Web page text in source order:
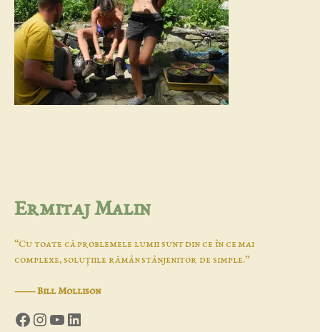
Ermitaj Malin
“Cu toate că problemele lumii sunt din ce în ce mai
complexe, soluţiile rămân stânjenitor de simple.”
―Bill Mollison
Facebook
Instagram
YouTube
LinkedIn